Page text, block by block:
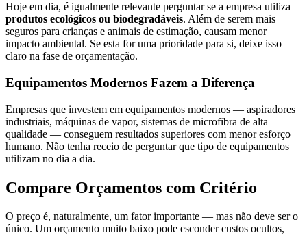
Hoje em dia, é igualmente relevante perguntar se a empresa utiliza
produtos ecológicos ou biodegradáveis. Além de serem mais
seguros para crianças e animais de estimação, causam menor
impacto ambiental. Se esta for uma prioridade para si, deixe isso
claro na fase de orçamentação.
Equipamentos Modernos Fazem a Diferença
Empresas que investem em equipamentos modernos — aspiradores
industriais, máquinas de vapor, sistemas de microfibra de alta
qualidade — conseguem resultados superiores com menor esforço
humano. Não tenha receio de perguntar que tipo de equipamentos
utilizam no dia a dia.
Compare Orçamentos com Critério
O preço é, naturalmente, um fator importante — mas não deve ser o
único. Um orçamento muito baixo pode esconder custos ocultos,